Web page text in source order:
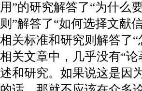
用”的研究解答了“为什么
则”解答了“如何选择文献
相关标准和研究则解答了
相关文章中，几乎没有“
述和研究。如果说这是因